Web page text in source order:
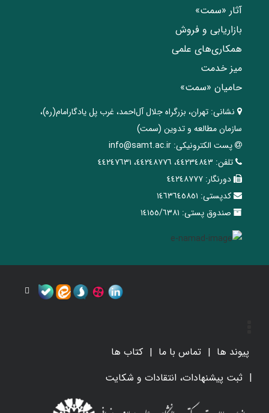
آثار «سمت»
بازاریابی و فروش
همکاری‌های علمی
میز خدمت
حامیان «سمت»
نشانی: تهران، ‌بزرگراه ‌جلال آل‌احمد، غرب پل يادگار‌امام(ره)‌،
سازمان مطالعه و تدوین‌ (سمت)
پست الکترونیکی: info@samt.ac.ir
تلفن: ٤٤٢٣٤٨٤٣، ٤٤٢٤٨٧٧٦، ٤٤٢٤٧٦٣١
دورنگار: ٤٤٢٤٨٧٧٧
کدپستی: ١٤٦٣٦٤٥٨٥١
صندوق پستی: ١٤١٥٥/٦٣٨١
پیوند ها تماس با ما
کتاب ها
ثبت پیشنهادات، انتقادات و شکایت